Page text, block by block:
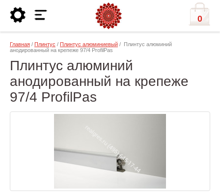
0
Главная / Плинтус / Плинтус алюминиевый / Плинтус алюминий
анодированный на крепеже 97/4 ProfilPas
Плинтус алюминий
анодированный на крепеже
97/4 ProfilPas